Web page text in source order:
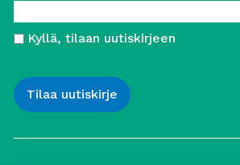
Kyllä, tilaan uutiskirjeen